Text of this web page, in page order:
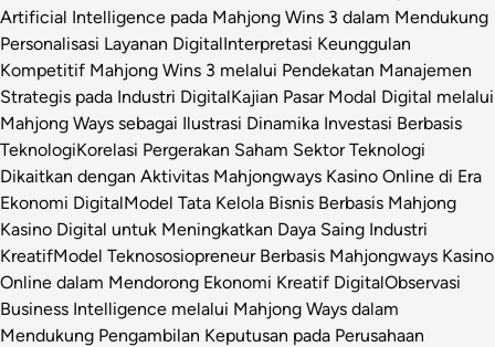
Artificial Intelligence pada Mahjong Wins 3 dalam Mendukung
Personalisasi Layanan DigitalInterpretasi Keunggulan
Kompetitif Mahjong Wins 3 melalui Pendekatan Manajemen
Strategis pada Industri DigitalKajian Pasar Modal Digital melalui
Mahjong Ways sebagai Ilustrasi Dinamika Investasi Berbasis
TeknologiKorelasi Pergerakan Saham Sektor Teknologi
Dikaitkan dengan Aktivitas Mahjongways Kasino Online di Era
Ekonomi DigitalModel Tata Kelola Bisnis Berbasis Mahjong
Kasino Digital untuk Meningkatkan Daya Saing Industri
KreatifModel Teknososiopreneur Berbasis Mahjongways Kasino
Online dalam Mendorong Ekonomi Kreatif DigitalObservasi
Business Intelligence melalui Mahjong Ways dalam
Mendukung Pengambilan Keputusan pada Perusahaan